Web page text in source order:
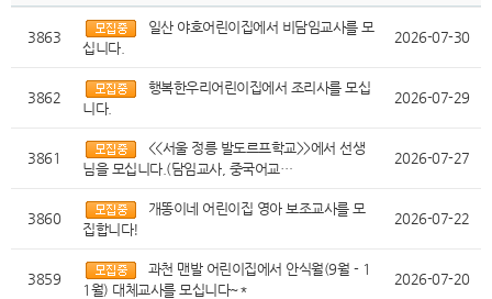
3863
일산 야호어린이집에서 비담임교사를 모
십니다.
2026-07-30
3862
행복한우리어린이집에서 조리사를 모십
니다.
2026-07-29
3861
<<서울 정릉 발도르프학교>>에서 선생
님을 모십니다.(담임교사, 중국어교…
2026-07-27
3860
개똥이네 어린이집 영아 보조교사를 모
집합니다!
2026-07-22
3859
과천 맨발 어린이집에서 안식월(9월 - 1
1월) 대체교사를 모십니다~*
2026-07-20